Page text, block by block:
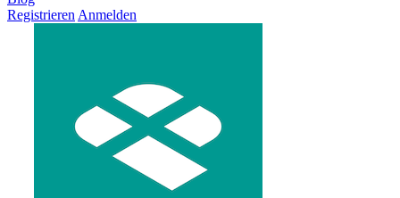
Registrieren Anmelden